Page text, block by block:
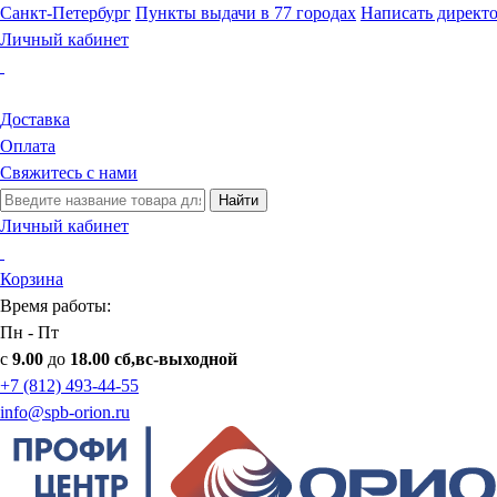
Санкт-Петербург Пункты выдачи в 77 городах Написать
Личный кабинет
Доставка
Оплата
Свяжитесь с нами
Найти
Личный кабинет
Корзина
Время работы:
Пн - Пт
с 9.00 до 18.00 сб,вс-выходной
+7 (812) 493-44-55
info@spb-orion.ru